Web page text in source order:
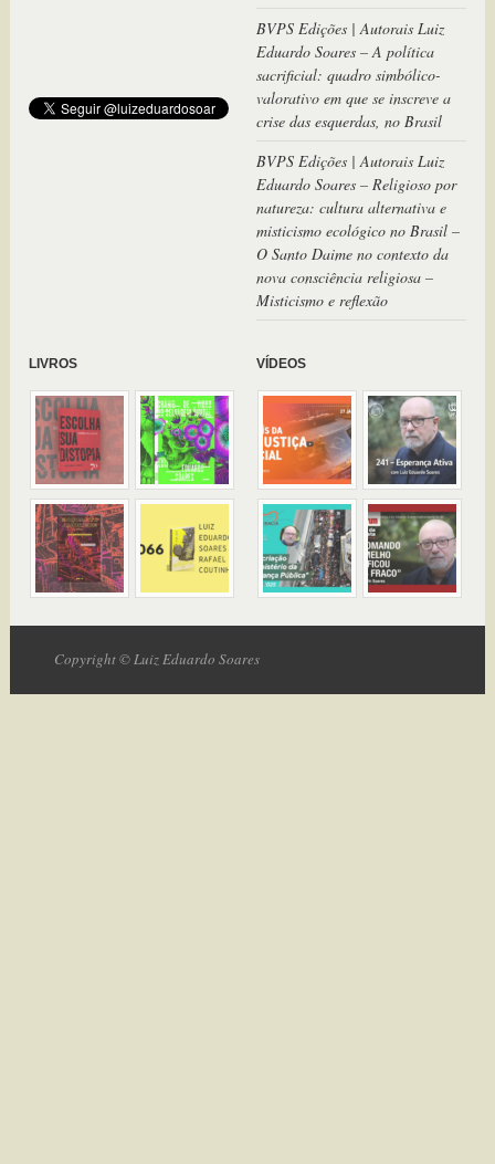
BVPS Edições | Autorais Luiz
Eduardo Soares – A política
sacrificial: quadro simbólico-
valorativo em que se inscreve a
crise das esquerdas, no Brasil
BVPS Edições | Autorais Luiz
Eduardo Soares – Religioso por
natureza: cultura alternativa e
misticismo ecológico no Brasil –
O Santo Daime no contexto da
nova consciência religiosa –
Misticismo e reflexão
LIVROS VÍDEOS
Copyright © Luiz Eduardo Soares